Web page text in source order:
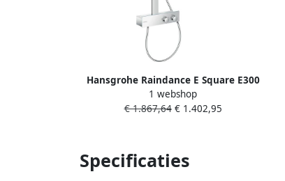
Hansgrohe Raindance E Square E300
1jet showerpipe:m. ShowerTablet 350
opbouw douchekraan thermostaat m.
1 webshop
€ 1.867,64€ 1.402,95
Specificaties